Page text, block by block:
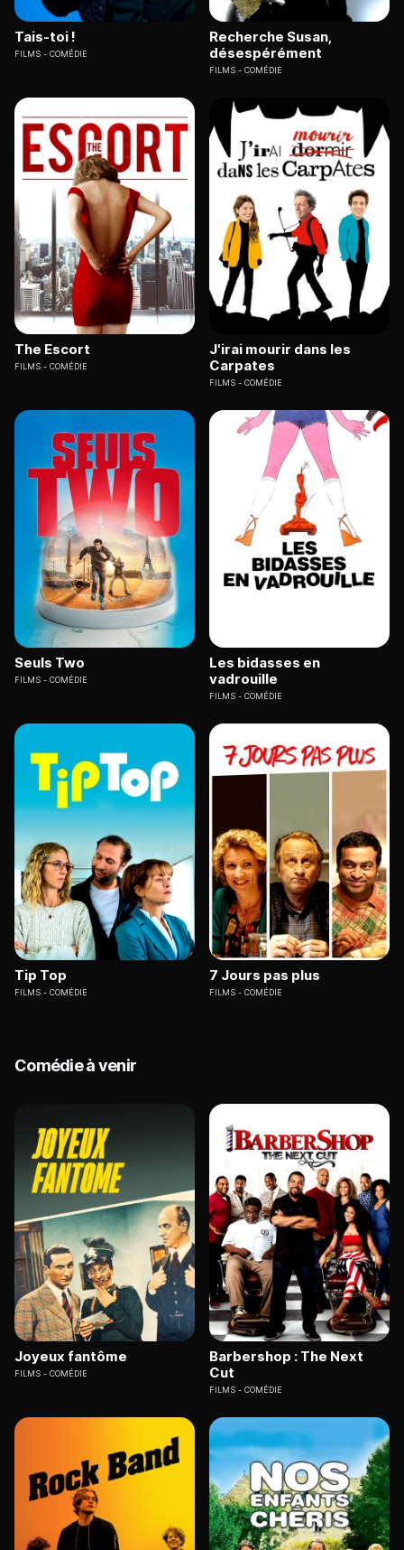
Tais-toi !
FILMS COMÉDIE
Recherche Susan,
désespérément
FILMS COMÉDIE
The Escort
FILMS COMÉDIE
J'irai mourir dans les
Carpates
FILMS COMÉDIE
Seuls Two
FILMS COMÉDIE
Les bidasses en
vadrouille
FILMS COMÉDIE
Tip Top
FILMS COMÉDIE
7 Jours pas plus
FILMS COMÉDIE
Comédie à venir
Joyeux fantôme
FILMS COMÉDIE
Barbershop : The Next
Cut
FILMS COMÉDIE